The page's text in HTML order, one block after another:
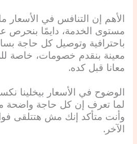
الأهم إن التنافس في الأسعار
مستوى الخدمة، دايمًا بنحرص
باحترافية وتوصيل كل حاجة
معينة بنقدم خصومات، خاصة
معانا قبل كده.
الوضوح في الأسعار بيخلينا
لما تعرف إن كل حاجة واضحة
وأنت متأكد إنك مش هتتلقى
الآخر.